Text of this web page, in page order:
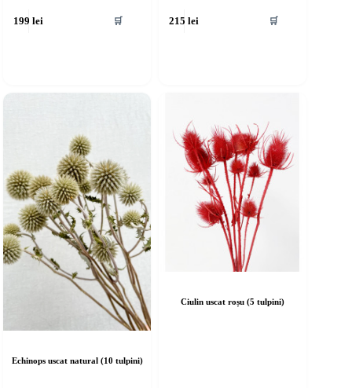
199lei 🛒 215lei 🛒
Echinops uscat natural (10 tulpini)
Ciulin uscat roșu (5 tulpini)